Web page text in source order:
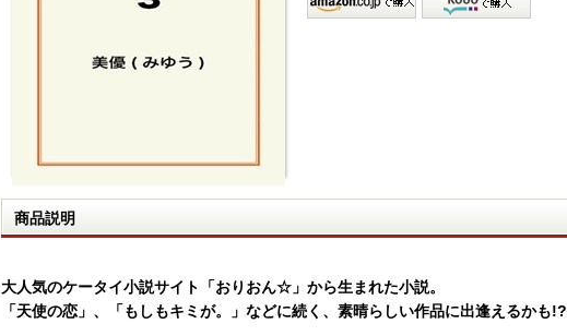
商品説明
大人気のケータイ小説サイト「おりおん☆」から生まれた小説。
「天使の恋」、「もしもキミが。」などに続く、素晴らしい作品に出逢えるかも!?